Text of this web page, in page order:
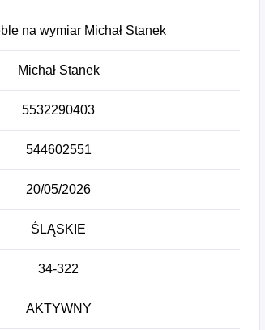
na wymiar Michał Stanek
Michał Stanek
5532290403
544602551
20/05/2026
ŚLĄSKIE
34-322
AKTYWNY